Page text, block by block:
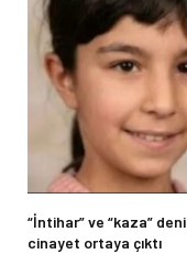
“İntihar” ve “kaza”
cinayet ortaya çıktı